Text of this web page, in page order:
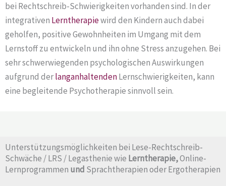
bei Rechtschreib-Schwierigkeiten vorhanden sind. In der
integrativen Lerntherapiewird den Kindern auch dabei
geholfen, positive Gewohnheiten im Umgang mit dem
Lernstoff zu entwickeln und ihn ohne Stress anzugehen. Bei
sehr schwerwiegenden psychologischen Auswirkungen
aufgrund derlanganhaltendenLernschwierigkeiten, kann
eine begleitende Psychotherapie sinnvoll sein.
Unterstützungsmöglichkeiten bei Lese-Rechtschreib-
Schwäche / LRS / Legasthenie wie Lerntherapie,Online-
Lernprogrammen und Sprachtherapien oder Ergotherapien